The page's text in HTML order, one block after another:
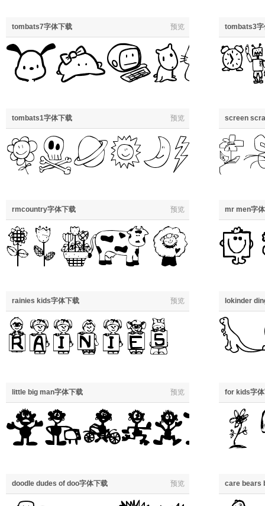
tombats7字体下载 预览 tombats3字
tombats1字体下载 预览 screen
rmcountry字体下载 预览 mr men字
rainies kids字体下载 预览 lokinder
little big man字体下载 预览 for kids字
doodle dudes of doo字体下载 预览 care bears